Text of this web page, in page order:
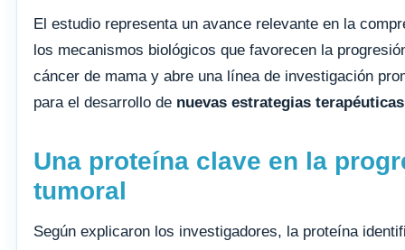
El estudio representa un avance relevante en la
los mecanismos biológicos que favorecen la
cáncer de mama y abre una línea de investigación
para el desarrollo de nuevas estrategias terapéuticas
Una proteína clave en la
tumoral
Según explicaron los investigadores, la proteína